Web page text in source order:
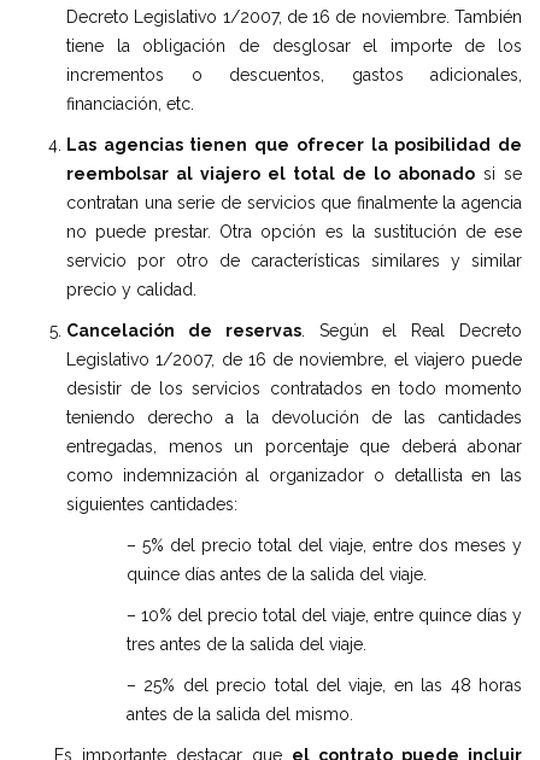
Decreto Legislativo 1/2007, de 16 de noviembre. También
tiene la obligación de desglosar el importe de los
incrementos o descuentos, gastos adicionales,
financiación, etc.
Las agencias tienen que ofrecer la posibilidad de
reembolsar al viajero el total de lo abonado si se
contratan una serie de servicios que finalmente la agencia
no puede prestar. Otra opción es la sustitución de ese
servicio por otro de características similares y similar
precio y calidad.
Cancelación de reservas. Según el Real Decreto
Legislativo 1/2007, de 16 de noviembre, el viajero puede
desistir de los servicios contratados en todo momento
teniendo derecho a la devolución de las cantidades
entregadas, menos un porcentaje que deberá abonar
como indemnización al organizador o detallista en las
siguientes cantidades:
– 5% del precio total del viaje, entre dos meses y
quince días antes de la salida del viaje.
– 10% del precio total del viaje, entre quince días y
tres antes de la salida del viaje.
– 25% del precio total del viaje, en las 48 horas
antes de la salida del mismo.
Es importante destacar que el contrato puede incluir